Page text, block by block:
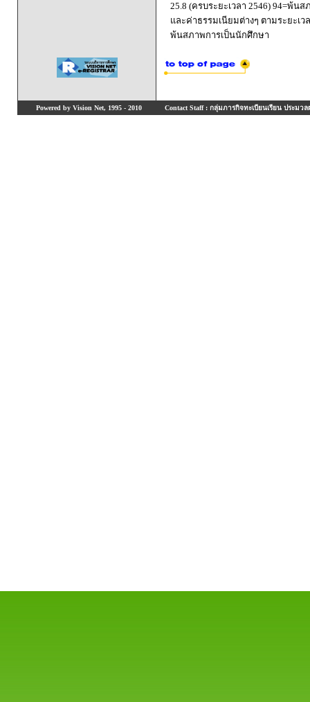
25.8 (ครบระยะเวลา 2546) 94=พ้
และค่าธรรมเนียมต่างๆ ตามระยะเ
พ้นสภาพการเป็นนักศึกษา
Powered by Vision Net, 1995 - 2010 Contact Staff : กลุ่มภารกิจทะเบียนเรียน ประมวล